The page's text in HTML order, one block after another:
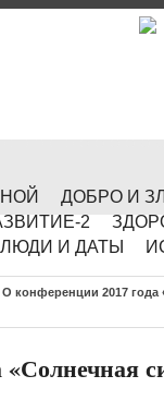
ДОБРО И
2
ЛЮДИ И ДАТЫ
О конференции 2017 года